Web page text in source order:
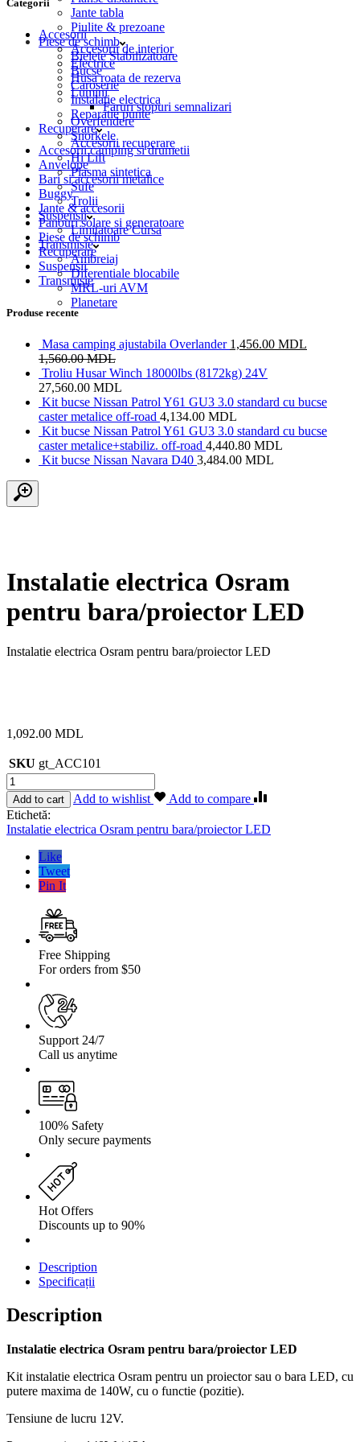
Jante tabla
Piulite & prezoane
Piese de schimb
Bielete Stabilizatoare
Bucse
Caroserie
Instalatie electrica
Reparatie punte
Recuperare
Accesorii recuperare
Hi Lift
Plasma sintetica
Sufe
Trolii
Suspensii
Limitatoare Cursa
Transmisie
Ambreiaj
Diferentiale blocabile
MRL-uri AVM
Planetare
Categorii
Accesorii
Accesorii de interior
Electrice
Husa roata de rezerva
Lumini
Faruri stopuri semnalizari
Overfendere
Snorkele
Accesorii camping si drumetii
Anvelope
Bari si accesorii metalice
Buggy
Jante & accesorii
Panouri solare si generatoare
Piese de schimb
Recuperare
Suspensii
Transmisie
Produse recente
Masa camping ajustabila Overlander 1,456.00 MDL
1,560.00MDL
Troliu Husar Winch 18000lbs (8172kg) 24V
27,560.00 MDL
Kit bucse Nissan Patrol Y61 GU3 3.0 standard cu bucse
caster metalice off-road 4,134.00 MDL
Kit bucse Nissan Patrol Y61 GU3 3.0 standard cu bucse
caster metalice+stabiliz. off-road 4,440.80 MDL
Kit bucse Nissan Navara D40 3,484.00 MDL
Instalatie electrica Osram
pentru bara/proiector LED
Instalatie electrica Osram pentru bara/proiector LED
1,092.00 MDL
SKU gt_ACC101
Cantitate
Instalatie
electrica
Osram
pentru
bara/proiector
Add to cart Add to wishlist
Add to compare
Etichetă:
Instalatie electrica Osram pentru bara/proiector LED
Like
Tweet
Pin It
Free Shipping
For orders from $50
Support 24/7
Call us anytime
100% Safety
Only secure payments
Hot Offers
Discounts up to 90%
Description
Specificații
Description
Instalatie electrica Osram pentru bara/proiector LED
Kit instalatie electrica Osram pentru un proiector sau o bara LED, cu
putere maxima de 140W, cu o functie (pozitie).
Tensiune de lucru 12V.